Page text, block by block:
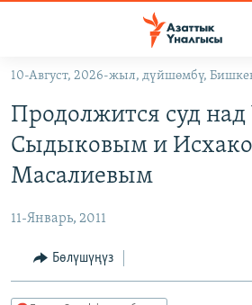
Навигацияга
өтүңүз
Издөөгө
салыңыз
КЫРГЫЗСТАН
ЭКОНОМИКА
МАДАНИЯТ
ДҮЙНӨ
БОРБОР АЗИЯ
АТАЙЫН ИЛИКТӨӨ
ТВ ПРОГРАММАЛАР
10-Август, 2026-жыл, дүйшөмбү,
Продолжится суд
Сыдыковым и
Масалиевым
11-Январь, 2011
Бөлүшүңүз